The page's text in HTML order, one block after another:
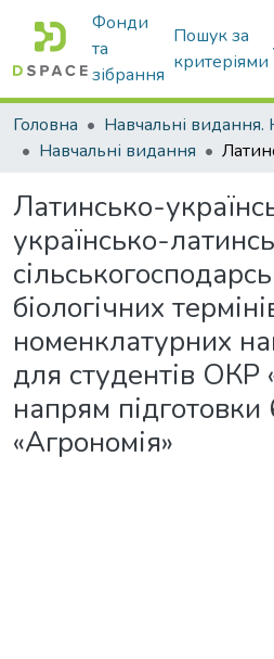
Фонди
та
зібрання
Пошук за
критеріями
Головна
Навчальні видання
Латинсько-
українсько-
біологічних
номенклатурних
для студентів ОКР
напрям
«Агрономія»